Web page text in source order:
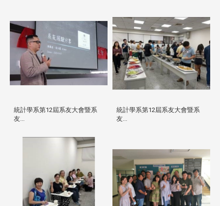
統計學系第12屆系友大會暨系
友...
統計學系第12屆系友大會暨系
友...